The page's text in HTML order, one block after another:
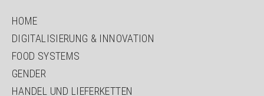
HOME
DIGITALISIERUNG & INNOVATION
FOOD SYSTEMS
GENDER
HANDEL UND LIEFERKETTEN